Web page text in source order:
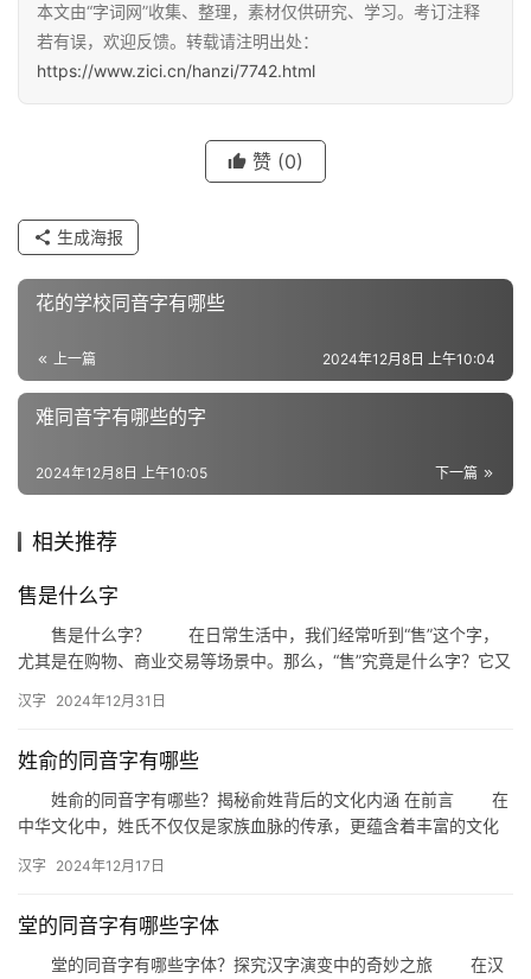
组
词
近
词
词
音
本文由“字词网”收集、整理，素材仅供研究、学习。考订注释
若有误，欢迎反馈。转载请注明出处：
https://www.zici.cn/hanzi/7742.html
赞 (0)
生成海报
花的学校同音字有哪些
上一篇 2024年12月8日 上午10:04
难同音字有哪些的字
下一篇
2024年12月8日 上午10:05
相关推荐
售是什么字
售是什么字？ 在日常生活中，我们经常听到“售”这个字，
尤其是在购物、商业交易等场景中。那么，“售”究竟是什么字？它又
汉字 2024年12月31日
姓俞的同音字有哪些
姓俞的同音字有哪些？揭秘俞姓背后的文化内涵 在前言 在
中华文化中，姓氏不仅仅是家族血脉的传承，更蕴含着丰富的文化
——…
汉字 2024年12月17日
堂的同音字有哪些字体
堂的同音字有哪些字体？探究汉字演变中的奇妙之旅 在汉